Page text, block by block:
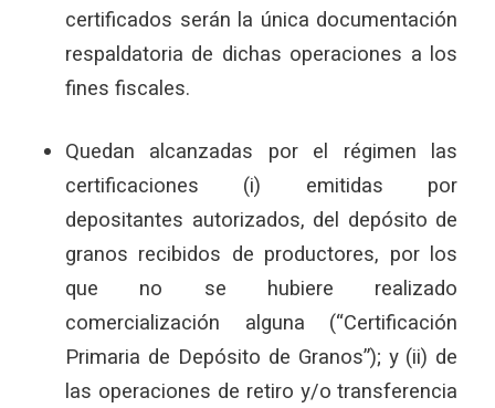
certificados serán la única documentación
respaldatoria de dichas operaciones a los
fines fiscales.
Quedan alcanzadas por el régimen las
certificaciones (i) emitidas por
depositantes autorizados, del depósito de
granos recibidos de productores, por los
que no se hubiere realizado
comercialización alguna (“Certificación
Primaria de Depósito de Granos”); y (ii) de
las operaciones de retiro y/o transferencia